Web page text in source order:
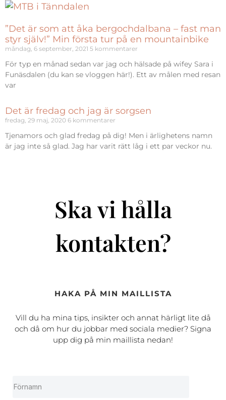
”Det är som att åka bergochdalbana – fast man
styr själv!” Min första tur på en mountainbike
måndag, 6 september, 2021 5 kommentarer
För typ en månad sedan var jag och hälsade på wifey Sara i
Funäsdalen (du kan se vloggen här!). Ett av målen med resan
var
Det är fredag och jag är sorgsen
fredag, 29 maj, 2020 6 kommentarer
Tjenamors och glad fredag på dig! Men i ärlighetens namn
är jag inte så glad. Jag har varit rätt låg i ett par veckor nu.
Ska vi hålla
kontakten?
HAKA PÅ MIN MAILLISTA
Vill du ha mina tips, insikter och annat härligt lite då
och då om hur du jobbar med sociala medier? Signa
upp dig på min maillista nedan!